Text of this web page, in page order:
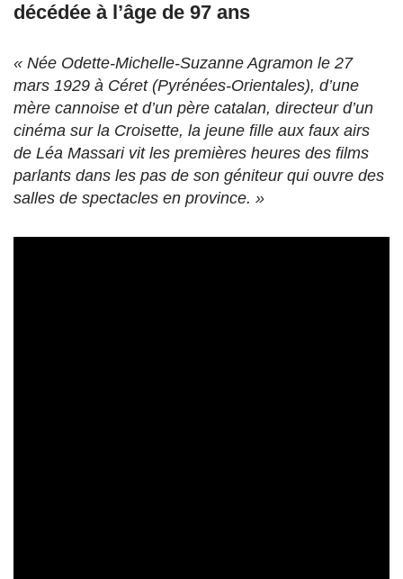
décédée à l’âge de 97 ans
« Née Odette-Michelle-Suzanne Agramon le 27
mars 1929 à Céret (Pyrénées-Orientales), d’une
mère cannoise et d’un père catalan, directeur d’un
cinéma sur la Croisette, la jeune fille aux faux airs
de Léa Massari vit les premières heures des films
parlants dans les pas de son géniteur qui ouvre des
salles de spectacles en province. »